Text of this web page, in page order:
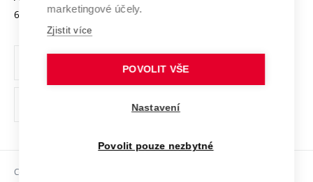
Specifický výzkum
Organizační struktura
Ochrana osobních údajů
odkaz)
Sociální bezpečí
602 00 Brno
vut@vutbr.cz
Copyright © 2026 VUT
marketingové účely.
Zjistit více
POVOLIT VŠE
Nastavení
Povolit pouze nezbytné